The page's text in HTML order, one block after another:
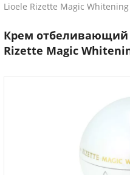
Lioele Rizette Magic
Крем отбеливающий
Rizette Magic